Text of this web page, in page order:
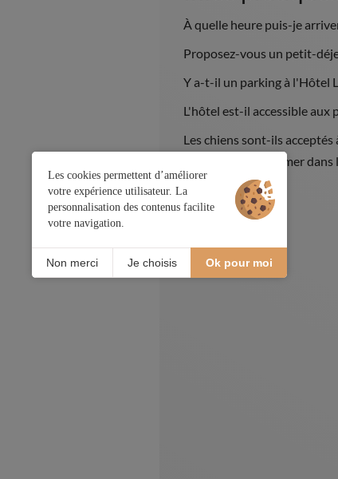
À quelle heure puis-je
Proposez-vous un petit-
Y a-t-il un parking à l'Hôtel
L'hôtel est-il accessible aux
Les chiens sont-ils acceptés
Il est interdit de fumer
Les cookies permettent d’améliorer
votre expérience utilisateur. La
personnalisation des contenus facilite
votre navigation.
Ok pour moi
Non merci Je choisis